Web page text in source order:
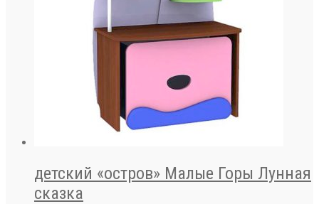
детский «остров» Малые Горы Лунная
сказка